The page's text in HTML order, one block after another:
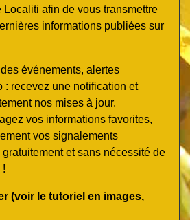
Localiti afin de vous transmettre
informations publiées sur
événements, alertes
: recevez une notification et
nos mises à jour.
vos informations favorites,
vos signalements
et sans nécessité de
!
(voir le tutoriel en images,